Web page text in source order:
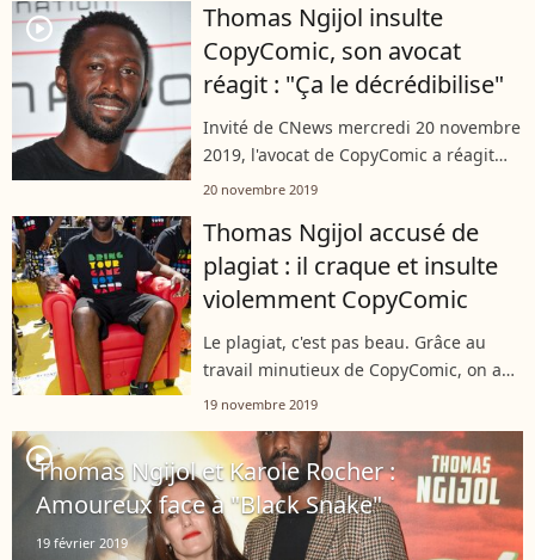
émotion de ses filles et de sa...
player2
Thomas Ngijol insulte
CopyComic, son avocat
réagit : "Ça le décrédibilise"
Invité de CNews mercredi 20 novembre
2019, l'avocat de CopyComic a réagit
aux lourdes insultes proférées par
client, dont l'identité reste toujours...
20 novembre 2019
Thomas Ngijol accusé de
plagiat : il craque et insulte
violemment CopyComic
Le plagiat, c'est pas beau. Grâce au
travail minutieux de CopyComic, on a
tous pu savoir que bon nombre de
empruntées à d'autres humoristes.
Des...
19 novembre 2019
player2
Thomas Ngijol et Karole Rocher :
Amoureux face à "Black Snake"
19 février 2019